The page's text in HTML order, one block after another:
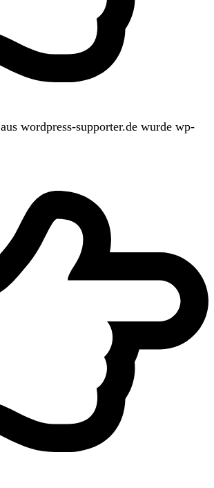
aus wordpress-supporter.de wurde wp-